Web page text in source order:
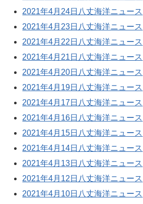
2021年4月24日八丈海洋ニュース
2021年4月23日八丈海洋ニュース
2021年4月22日八丈海洋ニュース
2021年4月21日八丈海洋ニュース
2021年4月20日八丈海洋ニュース
2021年4月19日八丈海洋ニュース
2021年4月17日八丈海洋ニュース
2021年4月16日八丈海洋ニュース
2021年4月15日八丈海洋ニュース
2021年4月14日八丈海洋ニュース
2021年4月13日八丈海洋ニュース
2021年4月12日八丈海洋ニュース
2021年4月10日八丈海洋ニュース